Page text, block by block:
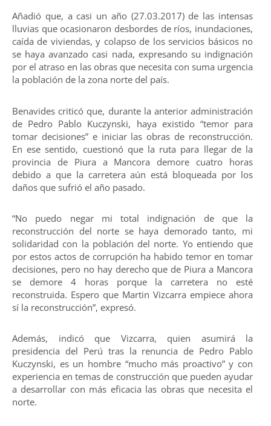
Añadió que, a casi un año (27.03.2017) de las intensas
lluvias que ocasionaron desbordes de ríos, inundaciones,
caída de viviendas, y colapso de los servicios básicos no
se haya avanzado casi nada, expresando su indignación
por el atraso en las obras que necesita con suma urgencia
la población de la zona norte del país.
Benavides criticó que, durante la anterior administración
de Pedro Pablo Kuczynski, haya existido “temor para
tomar decisiones” e iniciar las obras de reconstrucción.
En ese sentido, cuestionó que la ruta para llegar de la
provincia de Piura a Mancora demore cuatro horas
debido a que la carretera aún está bloqueada por los
daños que sufrió el año pasado.
“No puedo negar mi total indignación de que la
reconstrucción del norte se haya demorado tanto, mi
solidaridad con la población del norte. Yo entiendo que
por estos actos de corrupción ha habido temor en tomar
decisiones, pero no hay derecho que de Piura a Mancora
se demore 4 horas porque la carretera no esté
reconstruida. Espero que Martin Vizcarra empiece ahora
sí la reconstrucción”, expresó.
Además, indicó que Vizcarra, quien asumirá la
presidencia del Perú tras la renuncia de Pedro Pablo
Kuczynski, es un hombre “mucho más proactivo” y con
experiencia en temas de construcción que pueden ayudar
a desarrollar con más eficacia las obras que necesita el
norte.